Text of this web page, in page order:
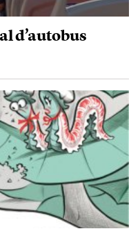
d’autobus